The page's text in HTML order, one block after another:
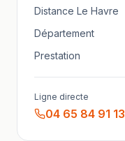
Distance Le Havre
Département
Prestation
Ligne directe
04 65 84 91 13